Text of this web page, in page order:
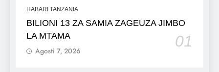
HABARI TANZANIA
BILIONI 13 ZA SAMIA ZAGEUZA JIMBO
LA MTAMA
01
Agosti 7, 2026